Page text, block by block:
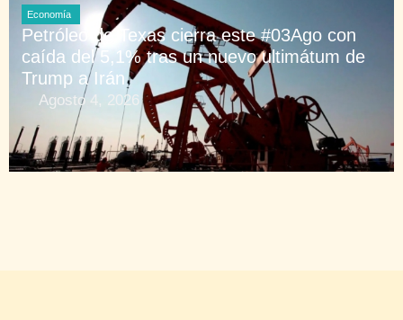
Economía
Petróleo de Texas cierra este #03Ago con
caída del 5,1% tras un nuevo ultimátum de
Trump a Irán
Agosto 4, 2026